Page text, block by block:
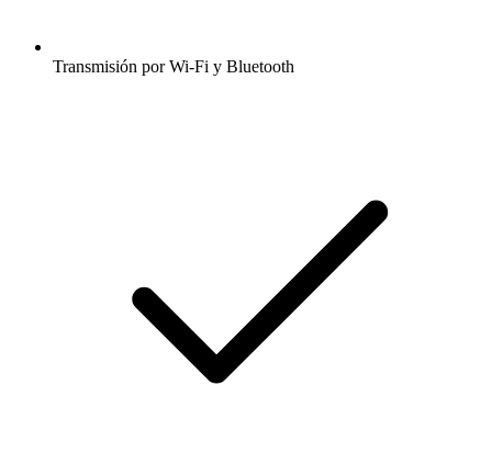
Transmisión por Wi-Fi y Bluetooth